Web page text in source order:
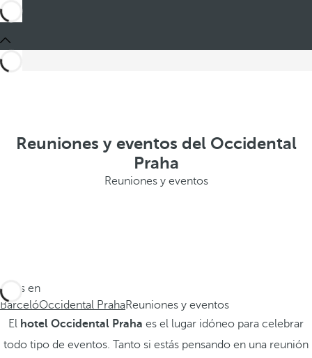
Reuniones y eventos del Occidental
Praha
Reuniones y eventos
Estás en
BarcelóOccidental PrahaReuniones y eventos
El hotel Occidental Praha es el lugar idóneo para celebrar
todo tipo de eventos. Tanto si estás pensando en una reunión